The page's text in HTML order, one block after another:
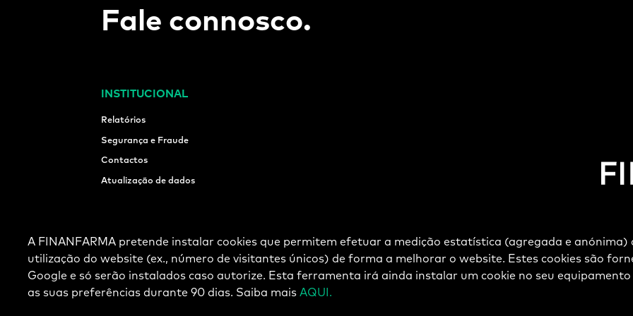
Fale connosco.
INSTITUCIONAL
Relatórios
Segurança e Fraude
Contactos
Atualização de dados
Preçário BdP Livro de reclamações eletrónico Comunicação de irregularidades
A Finanfarma – Sociedade Financeira de Crédito, S.A. é uma instituição registada junto do
A FINANFARMA pretende instalar cookies que permitem efetuar a medição estatística (agregada e anónima)
utilização do website (ex., número de visitantes únicos) de forma a melhorar o website. Estes cookies são
Google e só serão instalados caso autorize. Esta ferramenta irá ainda instalar um cookie no seu
as suas preferências durante 90 dias. Saiba mais AQUI.